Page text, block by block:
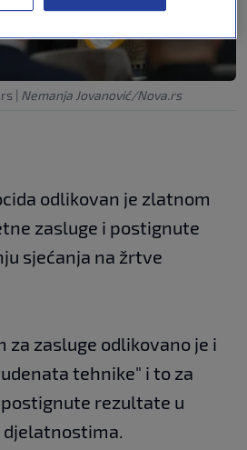
| Nemanja Jovanović/Nova.rs
odlikovan je zlatnom
zasluge i postignute
sjećanja na žrtve
za zasluge odlikovano je i
tehnike" i to za
rezultate u